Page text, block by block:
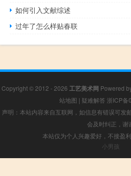
如何引入文献综述
过年了怎么样贴春联
Copyright © 2012 - 2026 工艺美术网 Powered
站地图 | 疑难解答 浙ICP备
声明：本站内容来自互联网，如信息有错误可发
会及时纠正，谢
本站仅为个人兴趣爱好，不接盈
小男孩